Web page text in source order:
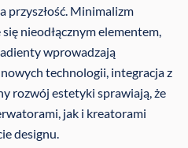
przyszłość. Minimalizm
nieodłącznym elementem,
wprowadzają
technologii, integracja z
rozwój estetyki sprawiają, że
jak i kreatorami
designu.